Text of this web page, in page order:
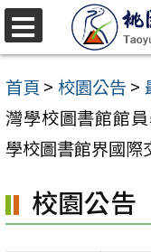
跳
至
主
要
內
區
首頁 > 校園公告 >
灣學校圖書館館
學校圖書館界國際
校園公告
選
單